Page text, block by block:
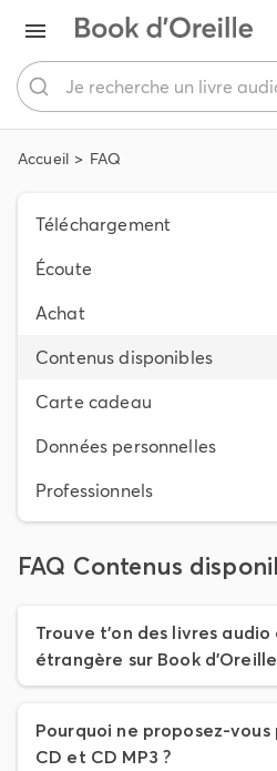
Accueil FAQ
Téléchargement
Écoute
Achat
Contenus disponibles
Carte cadeau
Données personnelles
Professionnels
FAQ Contenus
Trouve t'on des livres audio
étrangère sur Book
Pourquoi ne proposez-
CD et CD MP3 ?